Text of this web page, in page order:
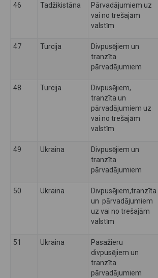
46 Tadžikistāna
Pārvadājumiem uz
vai no trešajām
valstīm
47 Turcija
Divpusējiem un
tranzīta
pārvadājumiem
48 Turcija
Divpusējiem,
tranzīta un
pārvadājumiem uz
vai no trešajām
valstīm
49 Ukraina
Divpusējiem un
tranzīta
pārvadājumiem
50 Ukraina
Divpusējiem,tranzīta
un pārvadājumiem
uz vai no trešajām
valstīm
51 Ukraina
Pasažieru
divpusējiem un
tranzīta
pārvadājumiem